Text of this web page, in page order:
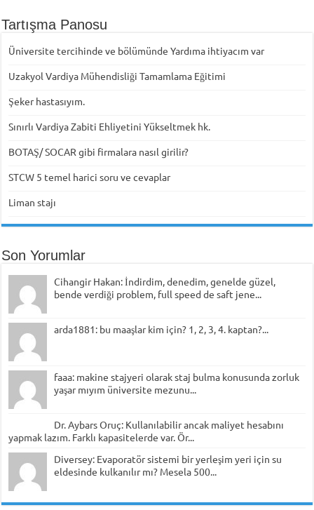
Tartışma Panosu
Üniversite tercihinde ve bölümünde Yardıma ihtiyacım var
Uzakyol Vardiya Mühendisliği Tamamlama Eğitimi
Şeker hastasıyım.
Sınırlı Vardiya Zabiti Ehliyetini Yükseltmek hk.
BOTAŞ/ SOCAR gibi firmalara nasıl girilir?
STCW 5 temel harici soru ve cevaplar
Liman stajı
Son Yorumlar
Cihangir Hakan: İndirdim, denedim, genelde güzel,
bende verdiği problem, full speed de saft jene...
arda1881: bu maaşlar kim için? 1, 2, 3, 4. kaptan?...
faaa: makine stajyeri olarak staj bulma konusunda zorluk
yaşar mıyım üniversite mezunu...
Dr. Aybars Oruç: Kullanılabilir ancak maliyet hesabını
yapmak lazım. Farklı kapasitelerde var. Ör...
Diversey: Evaporatör sistemi bir yerleşim yeri için su
eldesinde kulkanılır mı? Mesela 500...